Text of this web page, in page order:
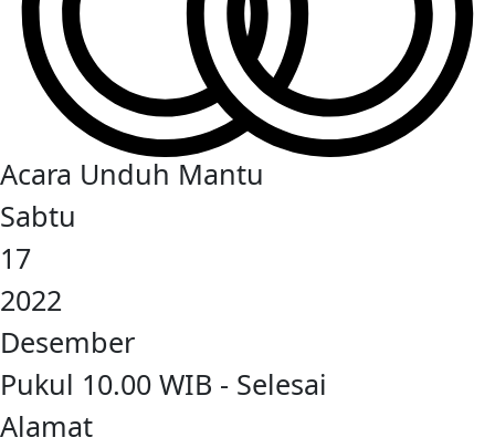
Acara Unduh Mantu
Sabtu
17
2022
Desember
Pukul 10.00 WIB - Selesai
Alamat